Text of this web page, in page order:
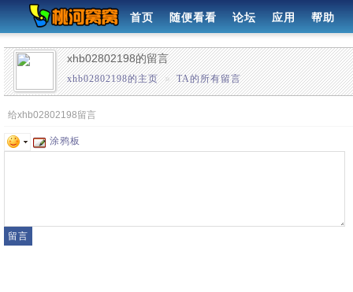
首页 随便看看 论坛 应用 帮助
xhb02802198的留言
xhb02802198的主页 » TA的所有留言
给xhb02802198留言
涂鸦板